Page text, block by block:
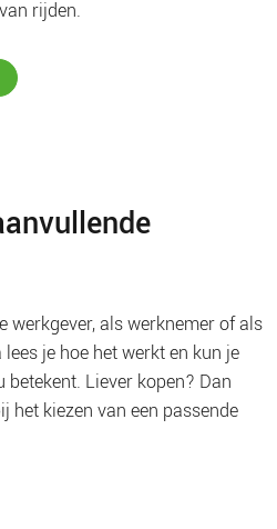
rijden.
werkgever, als werknemer of als
je hoe het werkt en kun je
Liever kopen? Dan
het kiezen van een passende